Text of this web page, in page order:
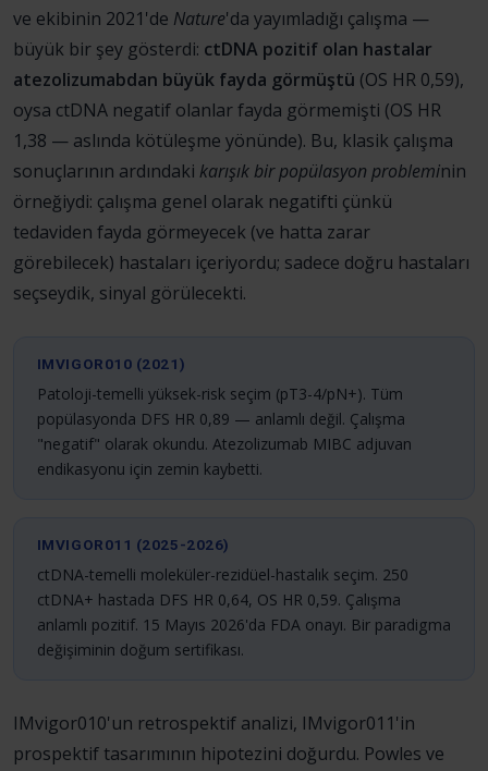
ve ekibinin 2021'de Nature'da yayımladığı çalışma —
büyük bir şey gösterdi: ctDNA pozitif olan hastalar
atezolizumabdan büyük fayda görmüştü (OS HR 0,59),
oysa ctDNA negatif olanlar fayda görmemişti (OS HR
1,38 — aslında kötüleşme yönünde). Bu, klasik çalışma
sonuçlarının ardındaki karışık bir popülasyon probleminin
örneğiydi: çalışma genel olarak negatifti çünkü
tedaviden fayda görmeyecek (ve hatta zarar
görebilecek) hastaları içeriyordu; sadece doğru hastaları
seçseydik, sinyal görülecekti.
IMVIGOR010 (2021)
Patoloji-temelli yüksek-risk seçim (pT3-4/pN+). Tüm
popülasyonda DFS HR 0,89 — anlamlı değil. Çalışma
"negatif" olarak okundu. Atezolizumab MIBC adjuvan
endikasyonu için zemin kaybetti.
IMVIGOR011 (2025-2026)
ctDNA-temelli moleküler-rezidüel-hastalık seçim. 250
ctDNA+ hastada DFS HR 0,64, OS HR 0,59. Çalışma
anlamlı pozitif. 15 Mayıs 2026'da FDA onayı. Bir paradigma
değişiminin doğum sertifikası.
IMvigor010'un retrospektif analizi, IMvigor011'in
prospektif tasarımının hipotezini doğurdu. Powles ve